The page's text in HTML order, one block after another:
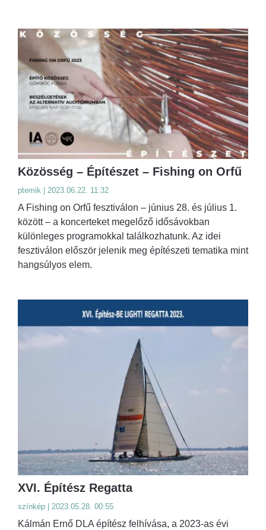
Közösség – Építészet – Fishing on Orfű
ptemik | 2023.06.22. 11:32
A Fishing on Orfű fesztiválon – június 28. és július 1.
között – a koncerteket megelőző idősávokban
különleges programokkal találkozhatunk. Az idei
fesztiválon először jelenik meg építészeti tematika mint
hangsúlyos elem.
XVI. Építész Regatta
színkép | 2023.05.28. 00:55
Kálmán Ernő DLA építész felhívása, a 2023-as évi